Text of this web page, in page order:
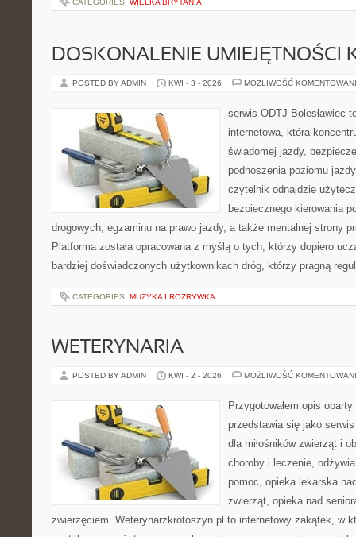
CATEGORIES: WIELKA BRYTANIA
DOSKONALENIE UMIEJĘTNOŚCI
POSTED BY ADMIN KWI - 3 - 2026 MOŻLIWOŚĆ
serwis ODTJ Bolesławiec
internetowa, która
świadomej jazdy,
podnoszenia poziomu
czytelnik odnajdzie
bezpiecznego kierowania
drogowych, egzaminu na prawo jazdy, a także mentalnej strony
Platforma została opracowana z myślą o tych, którzy dopiero
bardziej doświadczonych użytkownikach dróg, którzy pragną
CATEGORIES: MUZYKA I ROZRYWKA
WETERYNARIA
POSTED BY ADMIN KWI - 2 - 2026 MOŻLIWOŚĆ
Przygotowałem opis
przedstawia się jako
dla miłośników zwierząt i
choroby i leczenie,
pomoc, opieka lekarska
zwierząt, opieka nad
zwierzęciem. Weterynarzkrotoszyn.pl to internetowy zakątek, w